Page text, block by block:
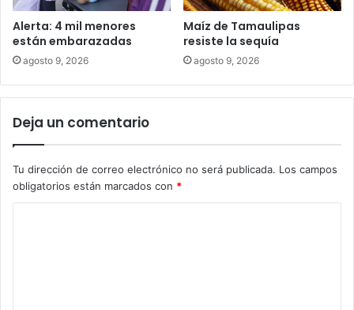
Alerta: 4 mil menores
están embarazadas
agosto 9, 2026
Maíz de Tamaulipas
resiste la sequía
agosto 9, 2026
Deja un comentario
Tu dirección de correo electrónico no será publicada. Los campos
obligatorios están marcados con *